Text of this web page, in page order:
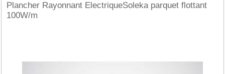
Plancher Rayonnant ElectriqueSoleka parquet flottant
100W/m